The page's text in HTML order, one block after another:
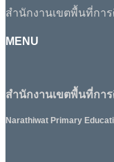
สำนักงานเขตพื้นที่กา
MENU
สำนักงานเขตพื้นที่กา
Narathiwat Primary